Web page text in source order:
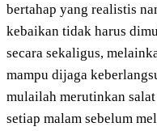
bertahap yang realistis
kebaikan tidak harus
secara sekaligus,
mampu dijaga
mulailah merutinkan
setiap malam sebelum